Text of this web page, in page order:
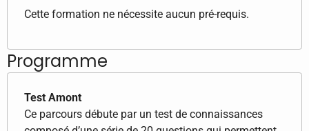
Cette formation ne nécessite aucun pré-requis.
Programme
Test Amont
Ce parcours débute par un test de connaissances